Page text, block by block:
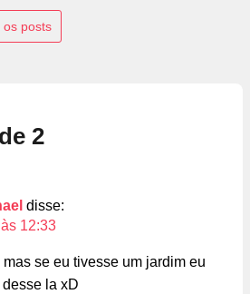
os posts
2
disse:
12:33
se eu tivesse um jardim eu
la xD